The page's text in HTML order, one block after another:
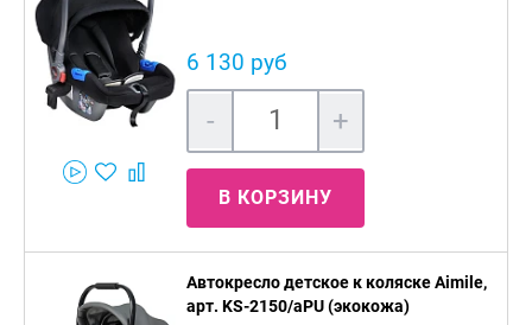
6 130 руб
- +
В КОРЗИНУ
Автокресло детское к коляске Aimile,
арт. KS-2150/aPU (экокожа)